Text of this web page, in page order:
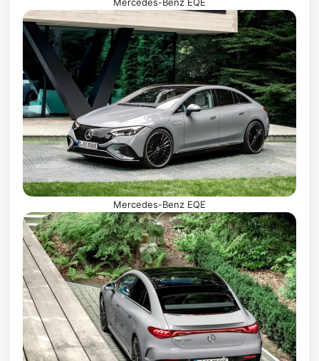
Mercedes-Benz EQE